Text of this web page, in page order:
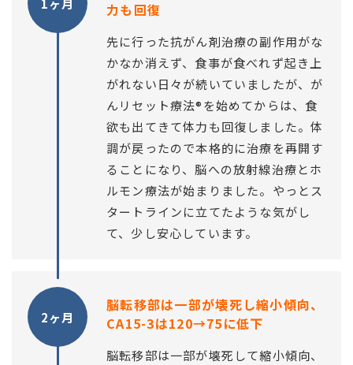
1ヶ月
力も回復
先に行った抗がん剤治療の副作用がな
かなか消えず、食事が食べれず起き上
がれない日々が続いていましたが、が
んリセット療法®を始めてからは、食
欲も出てきて体力も回復しました。体
調が戻ったので本格的に治療を再開す
ることになり、脳への放射線治療とホ
ルモン療法が始まりました。やっとス
タートラインに立てたような気がし
て、少し安心しています。
2ヶ月
脳転移部は一部が壊死し縮小傾向、
CA15-3は120→75に低下
脳転移部は一部が壊死して縮小傾向、